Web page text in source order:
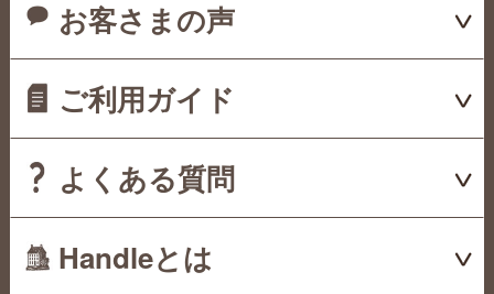
お客さまの声
ご利用ガイド
よくある質問
Handleとは